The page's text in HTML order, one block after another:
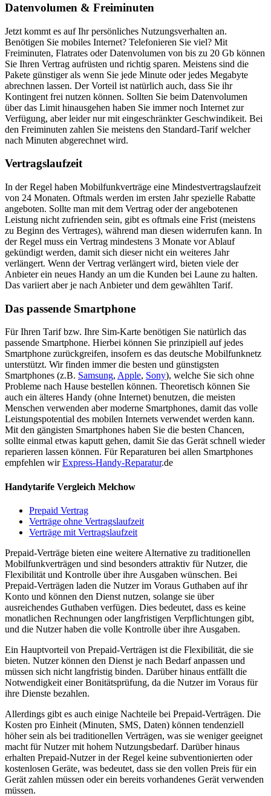
Datenvolumen & Freiminuten
Jetzt kommt es auf Ihr persönliches Nutzungsverhalten an.
Benötigen Sie mobiles Internet? Telefonieren Sie viel? Mit
Freiminuten, Flatrates oder Datenvolumen von bis zu 20 Gb können
Sie Ihren Vertrag aufrüsten und richtig sparen. Meistens sind die
Pakete günstiger als wenn Sie jede Minute oder jedes Megabyte
abrechnen lassen. Der Vorteil ist natürlich auch, dass Sie ihr
Kontingent frei nutzen können. Sollten Sie beim Datenvolumen
über das Limit hinausgehen haben Sie immer noch Internet zur
Verfügung, aber leider nur mit eingeschränkter Geschwindikeit. Bei
den Freiminuten zahlen Sie meistens den Standard-Tarif welcher
nach Minuten abgerechnet wird.
Vertragslaufzeit
In der Regel haben Mobilfunkverträge eine Mindestvertragslaufzeit
von 24 Monaten. Oftmals werden im ersten Jahr spezielle Rabatte
angeboten. Sollte man mit dem Vertrag oder der angebotenen
Leistung nicht zufrienden sein, gibt es oftmals eine Frist (meistens
zu Beginn des Vertrages), während man diesen widerrufen kann. In
der Regel muss ein Vertrag mindestens 3 Monate vor Ablauf
gekündigt werden, damit sich dieser nicht ein weiteres Jahr
verlängert. Wenn der Vertrag verlängert wird, bieten viele der
Anbieter ein neues Handy an um die Kunden bei Laune zu halten.
Das variiert aber je nach Anbieter und dem gewählten Tarif.
Das passende Smartphone
Für Ihren Tarif bzw. Ihre Sim-Karte benötigen Sie natürlich das
passende Smartphone. Hierbei können Sie prinzipiell auf jedes
Smartphone zurückgreifen, insofern es das deutsche Mobilfunknetz
unterstützt. Wir finden immer die besten und günstigsten
Smartphones (z.B. Samsung, Apple, Sony), welche Sie sich ohne
Probleme nach Hause bestellen können. Theoretisch können Sie
auch ein älteres Handy (ohne Internet) benutzen, die meisten
Menschen verwenden aber moderne Smartphones, damit das volle
Leistungspotential des mobilen Internets verwendet werden kann.
Mit den gängisten Smartphones haben Sie die besten Chancen,
sollte einmal etwas kaputt gehen, damit Sie das Gerät schnell wieder
reparieren lassen können. Für Reparaturen bei allen Smartphones
empfehlen wirExpress-Handy-Reparatur.de
Handytarife Vergleich Melchow
Prepaid Vertrag
Verträge ohne Vertragslaufzeit
Verträge mit Vertragslaufzeit
Prepaid-Verträge bieten eine weitere Alternative zu traditionellen
Mobilfunkverträgen und sind besonders attraktiv für Nutzer, die
Flexibilität und Kontrolle über ihre Ausgaben wünschen. Bei
Prepaid-Verträgen laden die Nutzer im Voraus Guthaben auf ihr
Konto und können den Dienst nutzen, solange sie über
ausreichendes Guthaben verfügen. Dies bedeutet, dass es keine
monatlichen Rechnungen oder langfristigen Verpflichtungen gibt,
und die Nutzer haben die volle Kontrolle über ihre Ausgaben.
Ein Hauptvorteil von Prepaid-Verträgen ist die Flexibilität, die sie
bieten. Nutzer können den Dienst je nach Bedarf anpassen und
müssen sich nicht langfristig binden. Darüber hinaus entfällt die
Notwendigkeit einer Bonitätsprüfung, da die Nutzer im Voraus für
ihre Dienste bezahlen.
Allerdings gibt es auch einige Nachteile bei Prepaid-Verträgen. Die
Kosten pro Einheit (Minuten, SMS, Daten) können tendenziell
höher sein als bei traditionellen Verträgen, was sie weniger geeignet
macht für Nutzer mit hohem Nutzungsbedarf. Darüber hinaus
erhalten Prepaid-Nutzer in der Regel keine subventionierten oder
kostenlosen Geräte, was bedeutet, dass sie den vollen Preis für ein
Gerät zahlen müssen oder ein bereits vorhandenes Gerät verwenden
müssen.